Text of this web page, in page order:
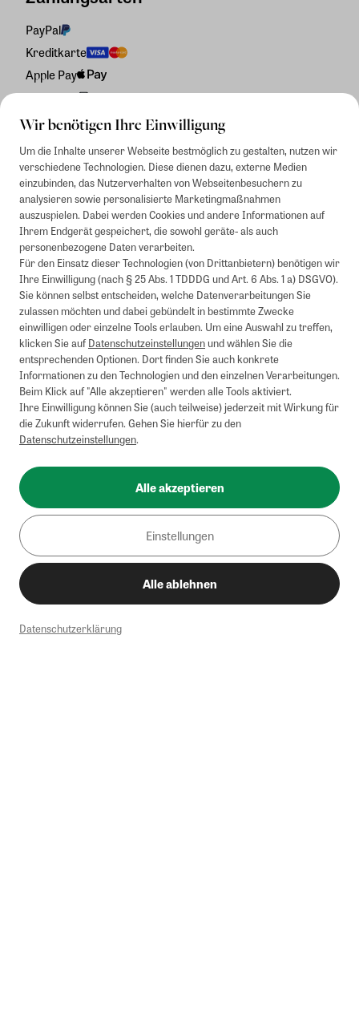
Wir benötigen Ihre Einwilligung
Um die Inhalte unserer Webseite bestmöglich zu gestalten, nutzen wir
verschiedene Technologien. Diese dienen dazu, externe Medien
einzubinden, das Nutzerverhalten von Webseitenbesuchern zu
analysieren sowie personalisierte Marketingmaßnahmen
auszuspielen. Dabei werden Cookies und andere Informationen auf
Ihrem Endgerät gespeichert, die sowohl geräte- als auch
personenbezogene Daten verarbeiten.
Für den Einsatz dieser Technologien (von Drittanbietern) benötigen wir
Ihre Einwilligung (nach § 25 Abs. 1 TDDDG und Art. 6 Abs. 1 a) DSGVO).
Sie können selbst entscheiden, welche Datenverarbeitungen Sie
zulassen möchten und dabei gebündelt in bestimmte Zwecke
einwilligen oder einzelne Tools erlauben. Um eine Auswahl zu treffen,
klicken Sie aufDatenschutzeinstellungenund wählen Sie die
entsprechenden Optionen. Dort finden Sie auch konkrete
Informationen zu den Technologien und den einzelnen Verarbeitungen.
Beim Klick auf "Alle akzeptieren" werden alle Tools aktiviert.
Ihre Einwilligung können Sie (auch teilweise) jederzeit mit Wirkung für
die Zukunft widerrufen. Gehen Sie hierfür zu den
Datenschutzeinstellungen.
Alle akzeptieren
Einstellungen
Alle ablehnen
Datenschutzerklärung
PayPal
Kreditkarte
Apple Pay
Rechnung